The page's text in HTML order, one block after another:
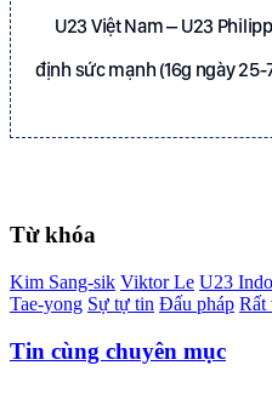
U23 Việt Nam – U23
định sức mạnh (16g ngày 25-
Từ khóa
Kim Sang-sik Viktor Le U23
Tae-yong Sự tự tin Đấu pháp Rất
Tin cùng chuyên mục